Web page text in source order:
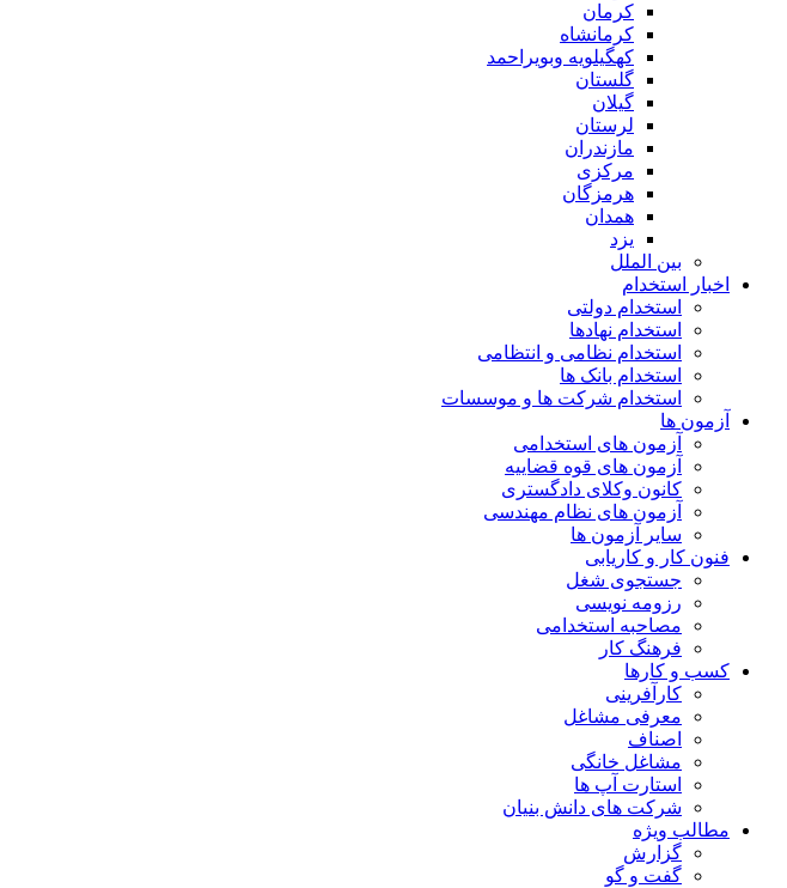
کرمان
کرمانشاه
کهگیلویه وبویراحمد
گلستان
گیلان
لرستان
مازندران
مرکزی
هرمزگان
همدان
یزد
بین الملل
اخبار استخدام
استخدام دولتی
استخدام نهادها
استخدام نظامی و انتظامی
استخدام بانک ها
استخدام شرکت ها و موسسات
آزمون ها
آزمون های استخدامی
آزمون های قوه قضاییه
کانون وکلای دادگستری
آزمون های نظام مهندسی
سایر آزمون ها
فنون کار و کاریابی
جستجوی شغل
رزومه نویسی
مصاحبه استخدامی
فرهنگ کار
کسب و کارها
کارآفرینی
معرفی مشاغل
اصناف
مشاغل خانگی
استارت آپ ها
شرکت های دانش بنیان
مطالب ویژه
گزارش
گفت و گو